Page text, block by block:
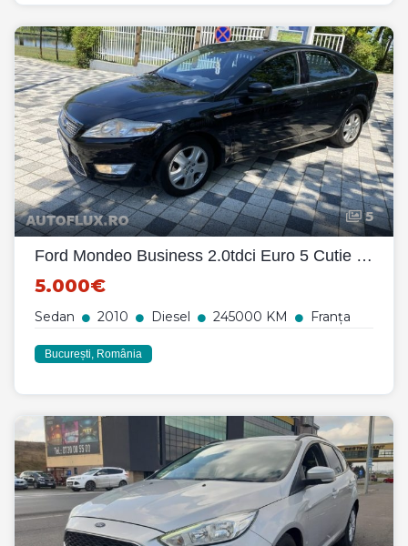
5
Ford Mondeo Business 2.0tdci Euro 5 Cutie automata
5.000€
Sedan 2010 Diesel 245000 KM Franța
București, România